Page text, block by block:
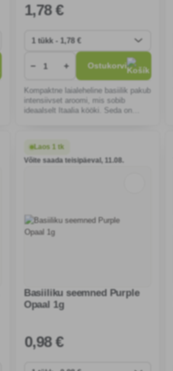
1,78 €
− + Ostukorvi
Kompaktne laialeheline basiilik pakub
intensiivset aroomi, mis sobib
ideaalselt Itaalia kööki. Seda on
Laos 1 tk
Võite saada teisipäeval, 11.08.
Basiiliku seemned Purple
Opaal 1g
0,98 €